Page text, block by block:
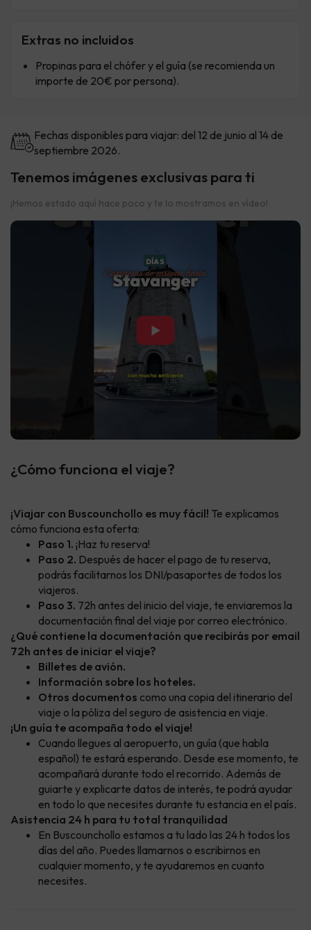
Extras no incluidos
Propinas para el chófer y el guía (se recomienda un
importe de 20€ por persona).
Fechas disponibles para viajar: del 12 de junio al 14 de
septiembre 2026.
Tenemos imágenes exclusivas para ti
¡Hemos estado aquí hace poco y te lo mostramos en vídeo!
▶
¿Cómo funciona el viaje?
¡Viajar con Buscounchollo es muy fácil! Te explicamos
cómo funciona esta oferta:
Paso 1. ¡Haz tu reserva!
Paso 2. Después de hacer el pago de tu reserva,
podrás facilitarnos los DNI/pasaportes de todos los
viajeros.
Paso 3. 72h antes del inicio del viaje, te enviaremos la
documentación final del viaje por correo electrónico.
¿Qué contiene la documentación que recibirás por email
72h antes de iniciar el viaje?
Billetes de avión.
Información sobre los hoteles.
Otros documentos como una copia del itinerario del
viaje o la póliza del seguro de asistencia en viaje.
¡Un guía te acompaña todo el viaje!
Cuando llegues al aeropuerto, un guía (que habla
español) te estará esperando. Desde ese momento, te
acompañará durante todo el recorrido. Además de
guiarte y explicarte datos de interés, te podrá ayudar
en todo lo que necesites durante tu estancia en el país.
Asistencia 24 h para tu total tranquilidad
En Buscounchollo estamos a tu lado las 24 h todos los
días del año. Puedes llamarnos o escribirnos en
cualquier momento, y te ayudaremos en cuanto
necesites.